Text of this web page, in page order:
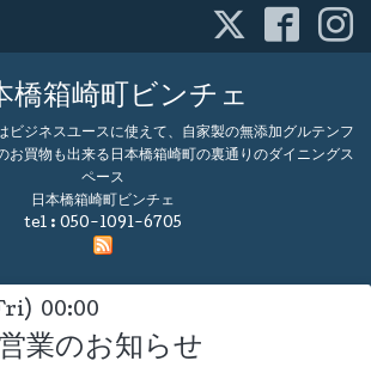
橋箱崎町ビンチェ
ビジネスユースに使えて、自家製の無添加グルテンフ
お買物も出来る日本橋箱崎町の裏通りのダイニングス
ペース
日本橋箱崎町ビンチェ
tel : 050-1091-6705
00:00
業のお知らせ